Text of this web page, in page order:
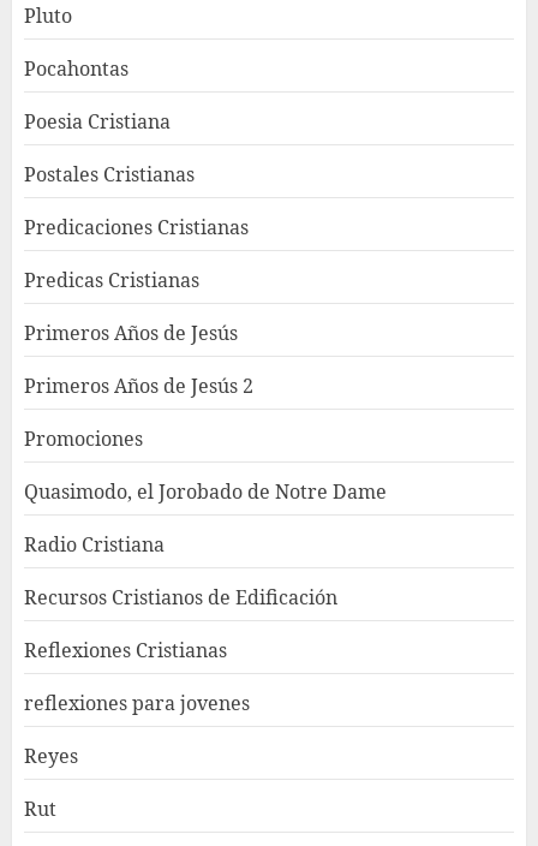
Pluto
Pocahontas
Poesia Cristiana
Postales Cristianas
Predicaciones Cristianas
Predicas Cristianas
Primeros Años de Jesús
Primeros Años de Jesús 2
Promociones
Quasimodo, el Jorobado de Notre Dame
Radio Cristiana
Recursos Cristianos de Edificación
Reflexiones Cristianas
reflexiones para jovenes
Reyes
Rut